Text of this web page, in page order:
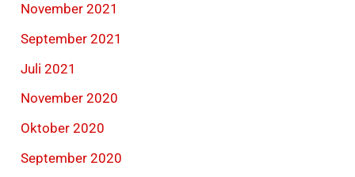
November 2021
September 2021
Juli 2021
November 2020
Oktober 2020
September 2020